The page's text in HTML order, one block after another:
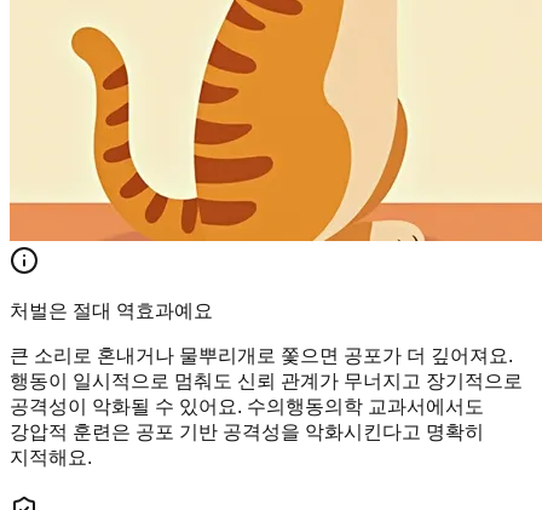
처벌은 절대 역효과예요
큰 소리로 혼내거나 물뿌리개로 쫓으면 공포가 더 깊어져요.
행동이 일시적으로 멈춰도 신뢰 관계가 무너지고 장기적으로
공격성이 악화될 수 있어요. 수의행동의학 교과서에서도
강압적 훈련은 공포 기반 공격성을 악화시킨다고 명확히
지적해요.